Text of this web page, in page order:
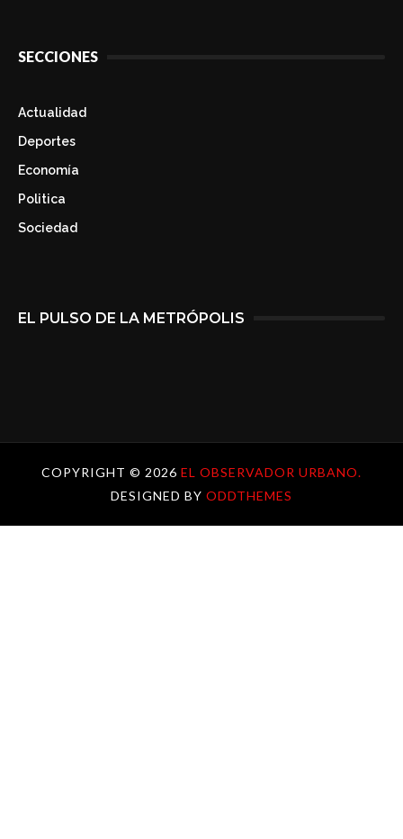
SECCIONES
Actualidad
Deportes
Economía
Politica
Sociedad
EL PULSO DE LA METRÓPOLIS
COPYRIGHT © 2026 EL OBSERVADOR URBANO.
DESIGNED BY ODDTHEMES